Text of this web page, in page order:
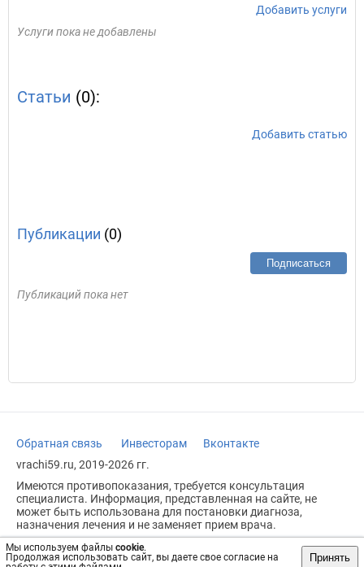
Мы используем файлы cookie.
Продолжая использовать сайт, вы даете свое согласие на
Принять
Добавить услуги
Услуги пока не добавлены
Статьи (0):
Добавить статью
Публикации (0)
Подписаться
Публикаций пока нет
Обратная связь Инвесторам
Вконтакте
vrachi59.ru, 2019-2026 гг.
Имеются противопоказания, требуется консультация
специалиста. Информация, представленная на сайте, не
может быть использована для постановки диагноза,
назначения лечения и не заменяет прием врача.
Возрастное ограничение: 18+